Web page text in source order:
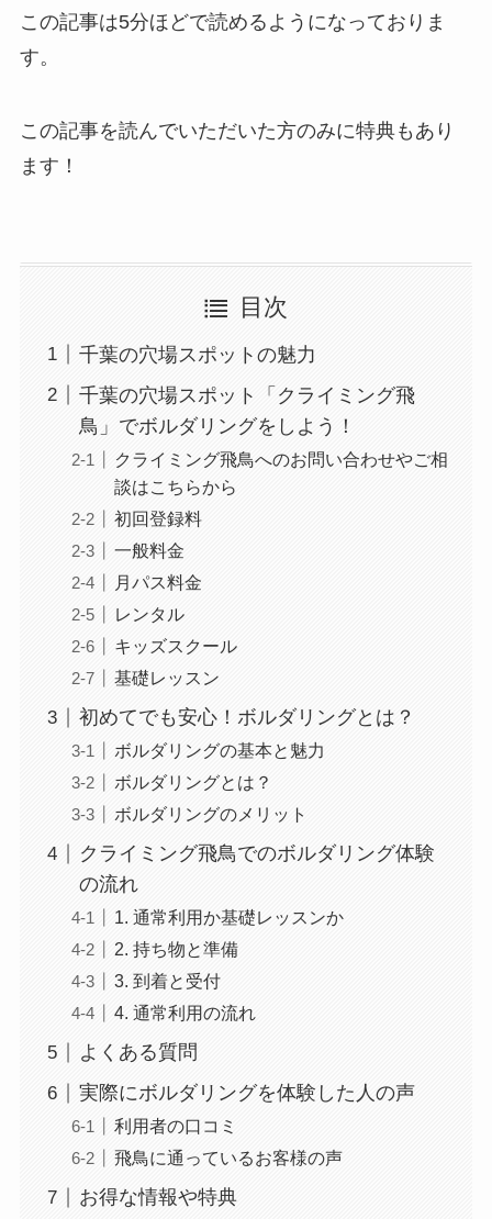
この記事は5分ほどで読めるようになっておりま
す。
この記事を読んでいただいた方のみに特典もあり
ます！
目次
千葉の穴場スポットの魅力
千葉の穴場スポット「クライミング飛
鳥」でボルダリングをしよう！
クライミング飛鳥へのお問い合わせやご相
談はこちらから
初回登録料
一般料金
月パス料金
レンタル
キッズスクール
基礎レッスン
初めてでも安心！ボルダリングとは？
ボルダリングの基本と魅力
ボルダリングとは？
ボルダリングのメリット
クライミング飛鳥でのボルダリング体験
の流れ
1. 通常利用か基礎レッスンか
2. 持ち物と準備
3. 到着と受付
4. 通常利用の流れ
よくある質問
実際にボルダリングを体験した人の声
利用者の口コミ
飛鳥に通っているお客様の声
お得な情報や特典